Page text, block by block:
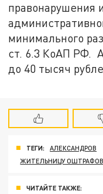
правонарушения
минимального
ст. 6.3 КоАП РФ.
до 40 тысяч
ТЕГИ: АЛЕКСАНДРОВ
ЖИТЕЛЬНИЦУ
ЧИТАЙТЕ ТАКЖЕ: